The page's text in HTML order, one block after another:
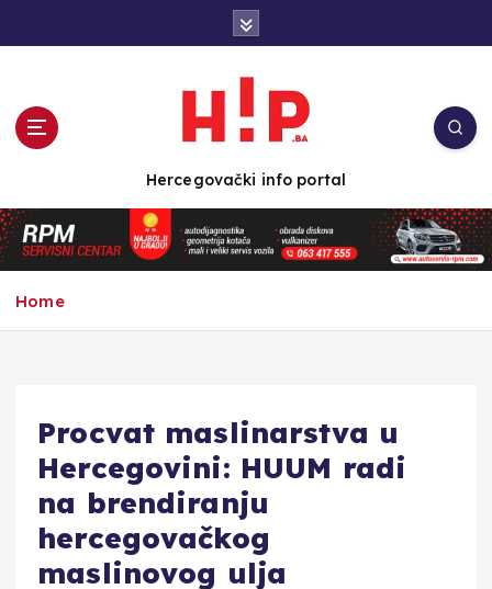
n
t
e
Hercegovački info portal
Home
Procvat maslinarstva u
Hercegovini: HUUM radi
na brendiranju
hercegovačkog
maslinovog ulja